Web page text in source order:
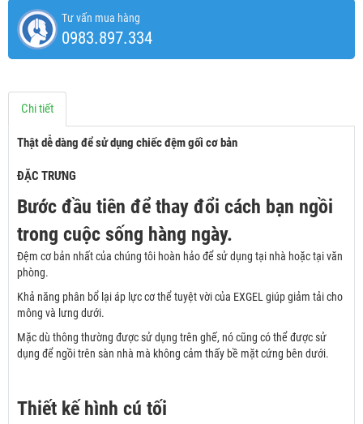
Tư vấn mua hàng
0983.897.334
Chi tiết
Thật dễ dàng để sử dụng chiếc đệm gối cơ bản
ĐẶC TRƯNG
Bước đầu tiên để thay đổi cách bạn ngồi
trong cuộc sống hàng ngày.
Đệm cơ bản nhất của chúng tôi hoàn hảo để sử dụng tại nhà hoặc tại văn
phòng.
Khả năng phân bổ lại áp lực cơ thể tuyệt vời của EXGEL giúp giảm tải cho
mông và lưng dưới.
Mặc dù thông thường được sử dụng trên ghế, nó cũng có thể được sử
dụng để ngồi trên sàn nhà mà không cảm thấy bề mặt cứng bên dưới.
Thiết kế hình cú tối